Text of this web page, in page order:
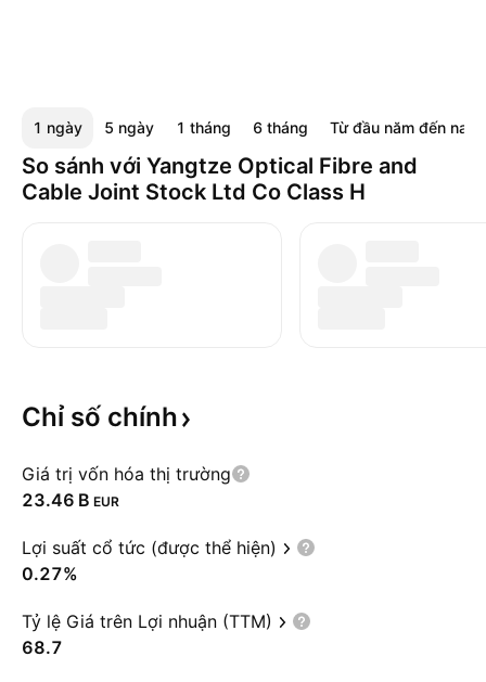
1 ngày 5 ngày 1 tháng 6 tháng Từ đầu năm đến nay
So sánh với Yangtze Optical Fibre and
Cable Joint Stock Ltd Co Class H
Chỉ số chính
Giá trị vốn hóa thị trường
‪23.46 B‬ EUR
Lợi suất cổ tức (được thể hiện)
0.27%
Tỷ lệ Giá trên Lợi nhuận (TTM)
68.7